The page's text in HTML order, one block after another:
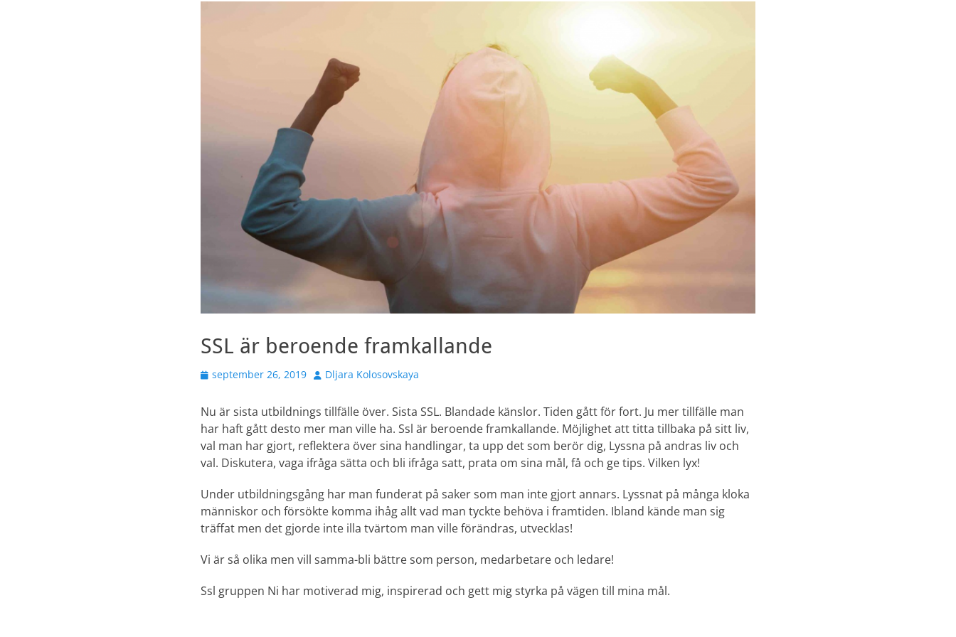
SSL är beroende framkallande
Publicerad
september 26, 2019 Författare
Dljara Kolosovskaya
Nu är sista utbildnings tillfälle över. Sista SSL. Blandade känslor. Tiden gått för fort. Ju mer tillfälle man
har haft gått desto mer man ville ha. Ssl är beroende framkallande. Möjlighet att titta tillbaka på sitt liv,
val man har gjort, reflektera över sina handlingar, ta upp det som berör dig, Lyssna på andras liv och
val. Diskutera, vaga ifråga sätta och bli ifråga satt, prata om sina mål, få och ge tips. Vilken lyx!
Under utbildningsgång har man funderat på saker som man inte gjort annars. Lyssnat på många kloka
människor och försökte komma ihåg allt vad man tyckte behöva i framtiden. Ibland kände man sig
träffat men det gjorde inte illa tvärtom man ville förändras, utvecklas!
Vi är så olika men vill samma-bli bättre som person, medarbetare och ledare!
Ssl gruppen Ni har motiverad mig, inspirerad och gett mig styrka på vägen till mina mål.